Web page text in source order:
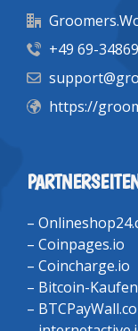
+49 69-
https://
–
– Coinpages.io
– Coincharge.io
– Bitcoin-
–